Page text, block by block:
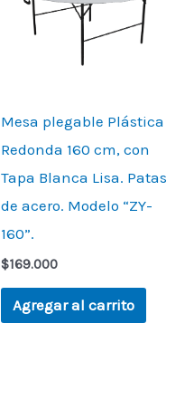
Mesa plegable Plástica
Redonda 160 cm, con
Tapa Blanca Lisa. Patas
de acero. Modelo “ZY-
160”.
$169.000
Agregar al carrito